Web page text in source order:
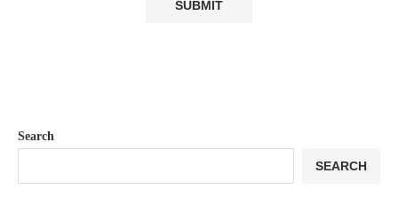
Search
SEARCH